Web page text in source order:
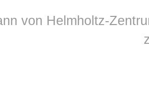
von Helmholtz-